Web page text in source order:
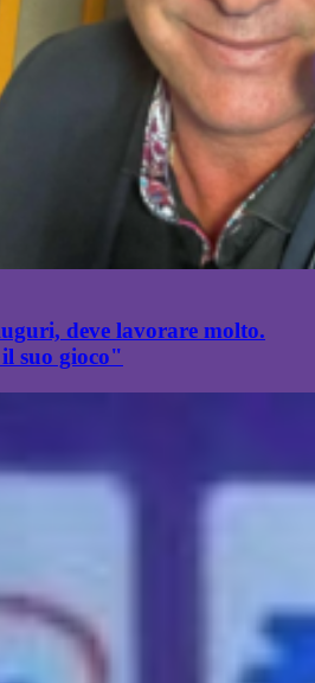
deve lavorare molto.
suo gioco"